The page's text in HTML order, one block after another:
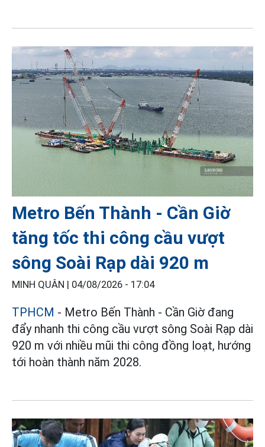
Metro Bến Thành - Cần Giờ
tăng tốc thi công cầu vượt
sông Soài Rạp dài 920 m
MINH QUÂN | 04/08/2026 - 17:04
TPHCM - Metro Bến Thành - Cần Giờ đang
đẩy nhanh thi công cầu vượt sông Soài Rạp dài
920 m với nhiều mũi thi công đồng loạt, hướng
tới hoàn thành năm 2028.